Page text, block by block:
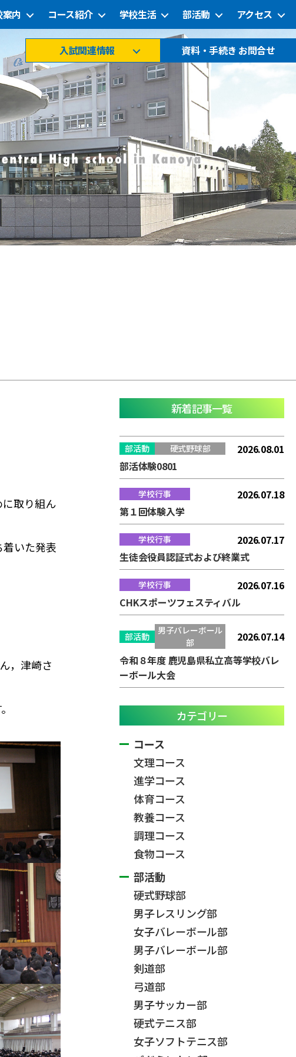
内 コース紹介 学校生活 部活動 アクセス
入試関連情報 資料・手続き お問合せ
取り組ん
いた発表
，津崎さ
新着記事一覧
部活動 硬式野球部
2026.08.01
部活体験0801
学校行事
2026.07.18
第１回体験入学
学校行事
2026.07.17
生徒会役員認証式および終業式
学校行事
2026.07.16
CHKスポーツフェスティバル
部活動
男子バレーボール
部
2026.07.14
令和８年度 鹿児島県私立高等学校バレ
ーボール大会
カテゴリー
コース
文理コース
進学コース
体育コース
教養コース
調理コース
食物コース
部活動
硬式野球部
男子レスリング部
女子バレーボール部
男子バレーボール部
剣道部
弓道部
男子サッカー部
硬式テニス部
女子ソフトテニス部